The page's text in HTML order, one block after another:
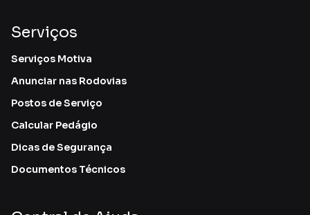
Serviços
Serviços Motiva
Anunciar nas Rodovias
Postos de Serviço
Calcular Pedágio
Dicas de Segurança
Documentos Técnicos